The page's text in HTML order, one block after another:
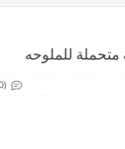
للملوحه
(0)